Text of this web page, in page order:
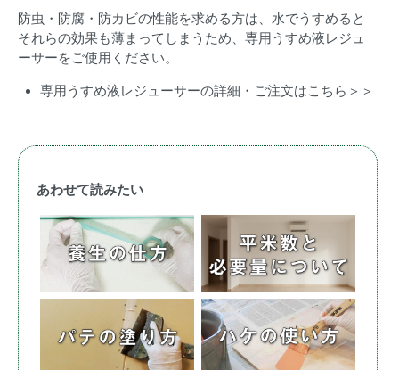
防虫・防腐・防カビの性能を求める方は、水でうすめると
それらの効果も薄まってしまうため、専用うすめ液レジュ
ーサーをご使用ください。
専用うすめ液レジューサーの詳細・ご注文はこちら＞＞
あわせて読みたい